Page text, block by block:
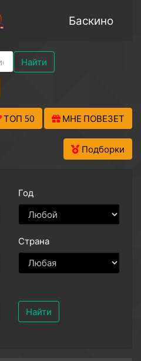
Баскино
Найти
ТОП 50 МНЕ ПОВЕЗЕТ
Подборки
Год
Страна
Найти